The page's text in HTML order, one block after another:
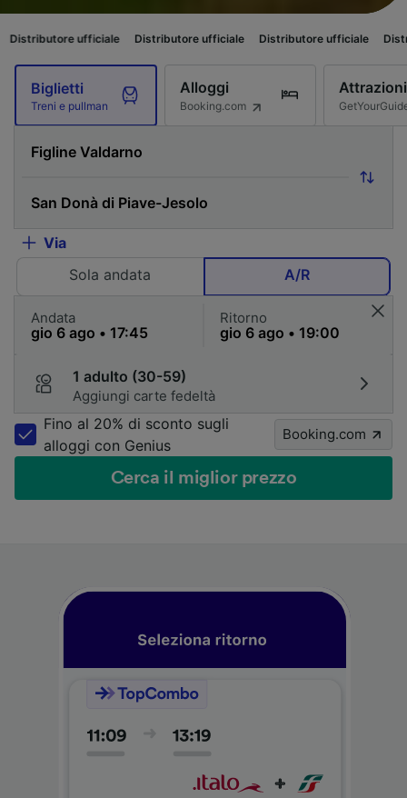
ufficiale Distributore ufficiale Distributore ufficiale Distributore
Biglietti
Treni e pullman
Alloggi
Booking.com
Attrazioni
Via
Sola andata
A/R
Andata Ritorno
1 adulto (30-59)
Aggiungi carte fedeltà
Fino al 20% di sconto sugli
alloggi con Genius
Booking.com
Cerca il miglior prezzo